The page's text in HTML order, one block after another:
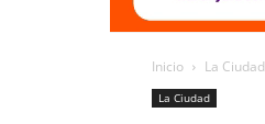
Inicio La Ciudad
La Ciudad